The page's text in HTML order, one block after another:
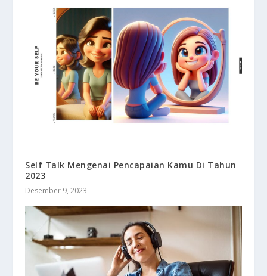
Self Talk Mengenai Pencapaian Kamu Di Tahun
2023
Desember 9, 2023